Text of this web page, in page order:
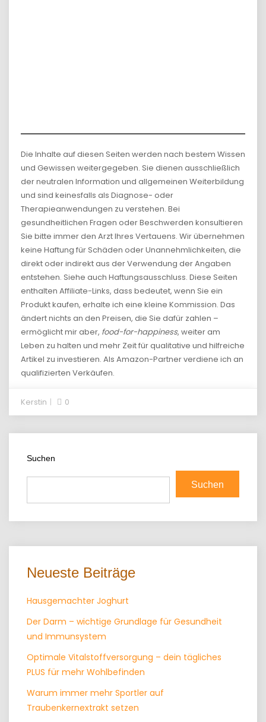
Die Inhalte auf diesen Seiten werden nach bestem Wissen
und Gewissen weitergegeben. Sie dienen ausschließlich
der neutralen Information und allgemeinen Weiterbildung
und sind keinesfalls als Diagnose- oder
Therapieanwendungen zu verstehen. Bei
gesundheitlichen Fragen oder Beschwerden konsultieren
Sie bitte immer den Arzt Ihres Vertauens. Wir übernehmen
keine Haftung für Schäden oder Unannehmlichkeiten, die
direkt oder indirekt aus der Verwendung der Angaben
entstehen. Siehe auch Haftungsausschluss. Diese Seiten
enthalten Affiliate-Links, dass bedeutet, wenn Sie ein
Produkt kaufen, erhalte ich eine kleine Kommission. Das
ändert nichts an den Preisen, die Sie dafür zahlen –
ermöglicht mir aber, food-for-happiness, weiter am
Leben zu halten und mehr Zeit für qualitative und hilfreiche
Artikel zu investieren. Als Amazon-Partner verdiene ich an
qualifizierten Verkäufen.
Kerstin 0
Suchen
Suchen
Neueste Beiträge
Hausgemachter Joghurt
Der Darm – wichtige Grundlage für Gesundheit
und Immunsystem
Optimale Vitalstoffversorgung – dein tägliches
PLUS für mehr Wohlbefinden
Warum immer mehr Sportler auf
Traubenkernextrakt setzen